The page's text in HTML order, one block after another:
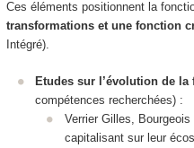
Ces éléments positionnent la
transformations et une fonction
Intégré).
Etudes sur l’évolution de la
compétences recherchées) :
Verrier Gilles,
capitalisant sur leur